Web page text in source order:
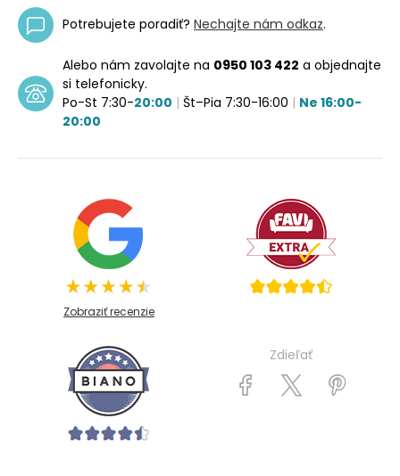
Potrebujete poradiť? Nechajte nám odkaz.
Alebo nám zavolajte na 0950 103 422 a objednajte
si telefonicky.
Po-St 7:30-20:00 | Št–Pia 7:30-16:00 | Ne 16:00-
20:00
Zobraziť recenzie
Zdieľať